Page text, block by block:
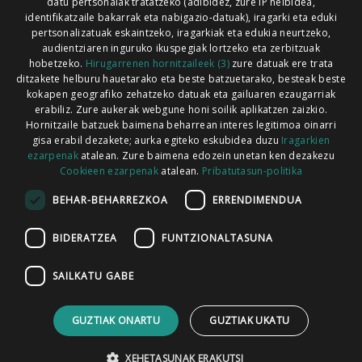
Xorroxin irratia | Lesaka | T. 948638288
Codesyntaxek garatua
HARREMANETARAKO
identifikatzaile bakarrak eta nabigazio-datuak), iragarki eta eduki
pertsonalizatuak eskaintzeko, iragarkiak eta edukia neurtzeko,
audientziaren inguruko ikuspegiak lortzeko eta zerbitzuak
hobetzeko. Hirugarrenen hornitzaileek (3)zure datuak ere trata
ditzakete helburu hauetarako eta beste batzuetarako, besteak beste
kokapen geografiko zehatzeko datuak eta gailuaren ezaugarriak
erabiliz. Zure aukerak webgune honi soilik aplikatzen zaizkio.
Hornitzaile batzuek baimena beharrean interes legitimoa oinarri
gisa erabil dezakete; aurka egiteko eskubidea duzu Iragarkien
ezarpenakatalean. Zure baimena edozein unetan ken dezakezu
Cookieen ezarpenak atalean. Pribatutasun-politika
BEHAR-BEHARREZKOA ERRENDIMENDUA
BIDERATZEA FUNTZIONALTASUNA
SAILKATU GABE
GUZTIAK ONARTU GUZTIAK UKATU
XEHETASUNAK ERAKUTSI